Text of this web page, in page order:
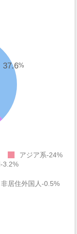
37.6%
アジア系 24%
3.2%
非居住外国人 0.5%